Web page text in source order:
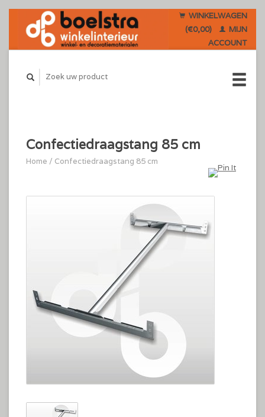
WINKELWAGEN
(€0,00)
MIJN
ACCOUNT
Confectiedraagstang 85 cm
Home / Confectiedraagstang 85 cm